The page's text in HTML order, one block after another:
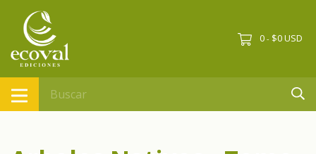
0 - $0 USD